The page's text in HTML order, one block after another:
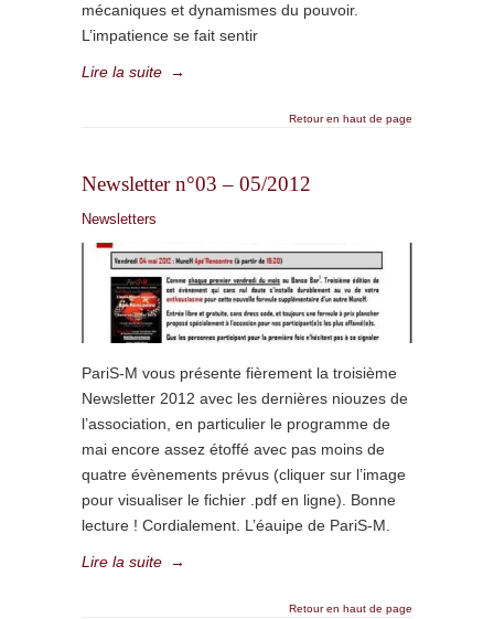
mécaniques et dynamismes du pouvoir.
L’impatience se fait sentir
Lire la suite →
Retour en haut de page
Newsletter n°03 – 05/2012
Newsletters
PariS-M vous présente fièrement la troisième
Newsletter 2012 avec les dernières niouzes de
l’association, en particulier le programme de
mai encore assez étoffé avec pas moins de
quatre évènements prévus (cliquer sur l’image
pour visualiser le fichier .pdf en ligne). Bonne
lecture ! Cordialement. L’éauipe de PariS-M.
Lire la suite →
Retour en haut de page